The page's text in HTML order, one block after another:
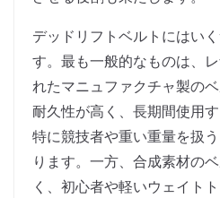
デッドリフトベルトにはい
す。最も一般的なものは、
れたマニュファクチャ製の
耐久性が高く、長期間使用
特に競技者や重い重量を扱
ります。一方、合成素材の
く、初心者や軽いウェイト